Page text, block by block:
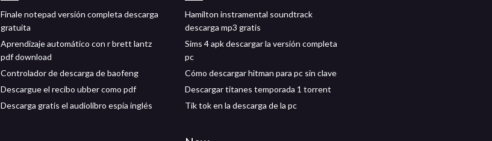
Finale notepad versión completa descarga
gratuita
Aprendizaje automático con r brett lantz
pdf download
Controlador de descarga de baofeng
Descargue el recibo ubber como pdf
Descarga gratis el audiolibro espía inglés
Hamilton instramental soundtrack
descarga mp3 gratis
Sims 4 apk descargar la versión completa
pc
Cómo descargar hitman para pc sin clave
Descargar titanes temporada 1 torrent
Tik tok en la descarga de la pc